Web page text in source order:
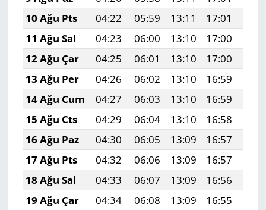
10 Ağu Pts
04:22 05:59 13:11 17:01
11 Ağu Sal
04:23 06:00 13:10 17:00
12 Ağu Çar
04:25 06:01 13:10 17:00
13 Ağu Per
04:26 06:02 13:10 16:59
14 Ağu Cum
04:27 06:03 13:10 16:59
15 Ağu Cts
04:29 06:04 13:10 16:58
16 Ağu Paz
04:30 06:05 13:09 16:57
17 Ağu Pts
04:32 06:06 13:09 16:57
18 Ağu Sal
04:33 06:07 13:09 16:56
19 Ağu Çar
04:34 06:08 13:09 16:55